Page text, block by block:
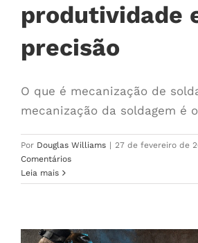
produtividade
precisão
O que é mecanização de
mecanização da soldagem é
Por Douglas Williams | 27 de fevereiro de
Comentários
Leia mais